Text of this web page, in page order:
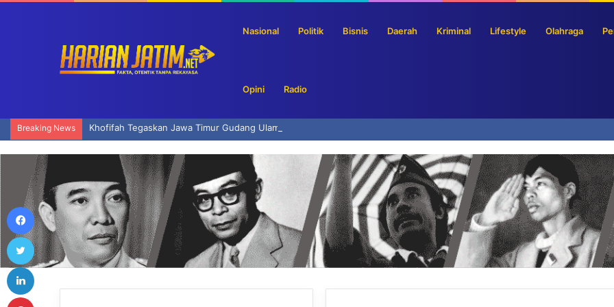
Nasional Politik Bisnis Daerah Kriminal Lifestyle Olahraga
Opini Radio
Breaking News Khofifah Tegaskan Jawa Timur Gudang Ulama dan Dorong Tafaqquh Fiddin
Facebook
Twitter
LinkedIn